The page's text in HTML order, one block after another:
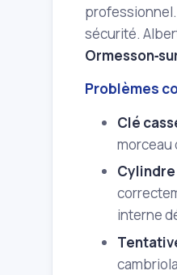
sécurité.
Problèmes
Clé
morceau
interne